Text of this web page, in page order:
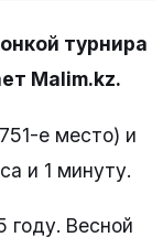
турнира
Malim.kz.
е место) и
и 1 минуту.
году. Весной